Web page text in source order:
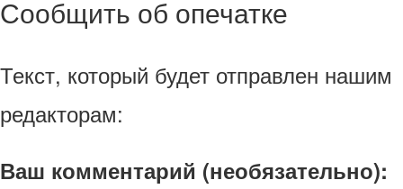
Сообщить об опечатке
Текст, который будет отправлен нашим
редакторам:
Ваш комментарий (необязательно):